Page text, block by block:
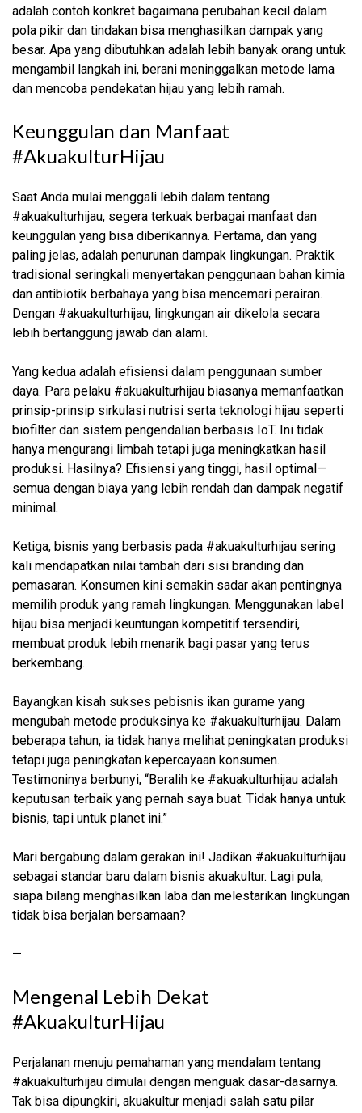
adalah contoh konkret bagaimana perubahan kecil dalam
pola pikir dan tindakan bisa menghasilkan dampak yang
besar. Apa yang dibutuhkan adalah lebih banyak orang untuk
mengambil langkah ini, berani meninggalkan metode lama
dan mencoba pendekatan hijau yang lebih ramah.
Keunggulan dan Manfaat
#AkuakulturHijau
Saat Anda mulai menggali lebih dalam tentang
#akuakulturhijau, segera terkuak berbagai manfaat dan
keunggulan yang bisa diberikannya. Pertama, dan yang
paling jelas, adalah penurunan dampak lingkungan. Praktik
tradisional seringkali menyertakan penggunaan bahan kimia
dan antibiotik berbahaya yang bisa mencemari perairan.
Dengan #akuakulturhijau, lingkungan air dikelola secara
lebih bertanggung jawab dan alami.
Yang kedua adalah efisiensi dalam penggunaan sumber
daya. Para pelaku #akuakulturhijau biasanya memanfaatkan
prinsip-prinsip sirkulasi nutrisi serta teknologi hijau seperti
biofilter dan sistem pengendalian berbasis IoT. Ini tidak
hanya mengurangi limbah tetapi juga meningkatkan hasil
produksi. Hasilnya? Efisiensi yang tinggi, hasil optimal—
semua dengan biaya yang lebih rendah dan dampak negatif
minimal.
Ketiga, bisnis yang berbasis pada #akuakulturhijau sering
kali mendapatkan nilai tambah dari sisi branding dan
pemasaran. Konsumen kini semakin sadar akan pentingnya
memilih produk yang ramah lingkungan. Menggunakan label
hijau bisa menjadi keuntungan kompetitif tersendiri,
membuat produk lebih menarik bagi pasar yang terus
berkembang.
Bayangkan kisah sukses pebisnis ikan gurame yang
mengubah metode produksinya ke #akuakulturhijau. Dalam
beberapa tahun, ia tidak hanya melihat peningkatan produksi
tetapi juga peningkatan kepercayaan konsumen.
Testimoninya berbunyi, “Beralih ke #akuakulturhijau adalah
keputusan terbaik yang pernah saya buat. Tidak hanya untuk
bisnis, tapi untuk planet ini.”
Mari bergabung dalam gerakan ini! Jadikan #akuakulturhijau
sebagai standar baru dalam bisnis akuakultur. Lagi pula,
siapa bilang menghasilkan laba dan melestarikan lingkungan
tidak bisa berjalan bersamaan?
—
Mengenal Lebih Dekat
#AkuakulturHijau
Perjalanan menuju pemahaman yang mendalam tentang
#akuakulturhijau dimulai dengan menguak dasar-dasarnya.
Tak bisa dipungkiri, akuakultur menjadi salah satu pilar